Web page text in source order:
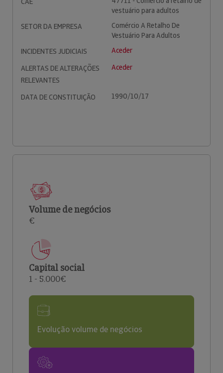
vestuário para adultos
SETOR DA EMPRESA
Comércio A Retalho De
Vestuário Para Adultos
INCIDENTES JUDICIAIS
Aceder
ALERTAS DE ALTERAÇÕES
RELEVANTES
Aceder
DATA DE CONSTITUIÇÃO 1990/10/17
Volume de negócios
€
Capital social
1 - 5.000€
Evolução volume de negócios